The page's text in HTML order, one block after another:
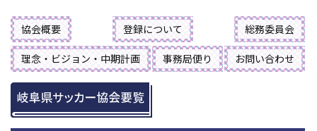
協会概要 登録について 総務委員会
理念・ビジョン・中期計画 事務局便り お問い合わせ